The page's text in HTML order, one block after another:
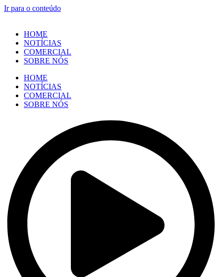
Ir para o conteúdo
HOME
NOTÍCIAS
COMERCIAL
SOBRE NÓS
HOME
NOTÍCIAS
COMERCIAL
SOBRE NÓS